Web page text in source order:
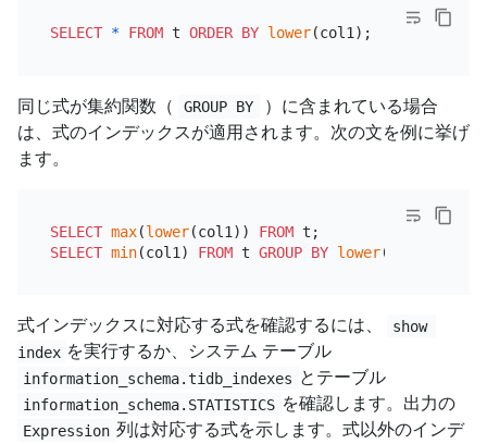
SELECT * FROM t ORDER BY lower
同じ式が集約関数（ GROUP BY
）に含まれている場合
は、式のインデックスが適用されます。次の文を例に挙げ
ます。
SELECT max(lower(col1)) FROM
SELECT min(col1) FROM t GROUP BY lower
式インデックスに対応する式を確認するには、
show
index を実行するか、システム テーブル
information_schema.tidb_indexes とテーブル
information_schema.STATISTICS を確認します。出力の
Expression 列は対応する式を示します。式以外のインデ